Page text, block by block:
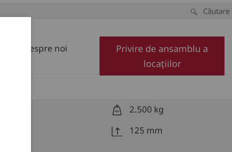
Despre noi
Căutare
Privire de ansamblu a
locațiilor
2.500 kg
125 mm